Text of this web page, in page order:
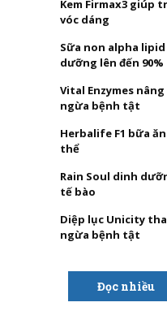
Kem Firmax3 giúp
vóc dáng
Sữa non alpha
dưỡng lên đến 90%
Vital Enzymes
ngừa bệnh tật
Herbalife F1 bữa
thể
Rain Soul dinh
tế bào
Diệp lục Unicity
ngừa bệnh tật
Đọc nhiều